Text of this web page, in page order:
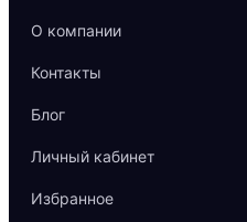
О компании
Контакты
Блог
Личный кабинет
Избранное